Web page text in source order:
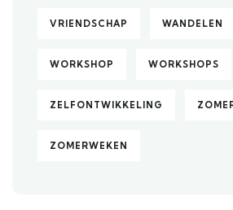
VRIENDSCHAP WANDELEN
WORKSHOP WORKSHOPS
ZELFONTWIKKELING
ZOMERWEKEN